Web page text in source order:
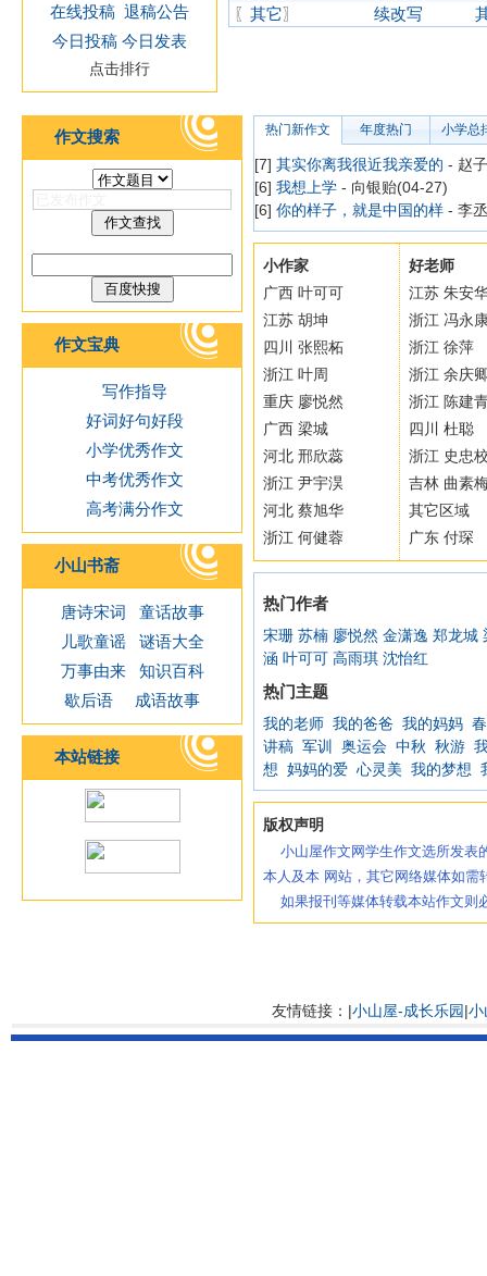
在线投稿 退稿公告
今日投稿 今日发表
点击排行
〖 其它〗 续改写
作文搜索
作文宝典
写作指导
好词好句好段
小学优秀作文
中考优秀作文
高考满分作文
小山书斋
唐诗宋词
童话故事
儿歌童谣
谜语大全
万事由来
知识百科
歇后语
成语故事
本站链接
热门新作文 年度热门 小学总
[7] 其实你离我很近我亲爱的 - 赵
[6] 我想上学 - 向银贻(04-27)
[6] 你的样子，就是中国的样 - 李
小作家
广西 叶可可
江苏 胡坤
四川 张熙柘
浙江 叶周
重庆 廖悦然
广西 梁城
河北 邢欣蕊
浙江 尹宇淏
河北 蔡旭华
浙江 何健蓉
好老师
江苏 朱安
浙江 冯永
浙江 徐萍
浙江 余庆
浙江 陈建
四川 杜聪
浙江 史忠
吉林 曲素
其它区域
广东 付琛
热门作者
宋珊 苏楠 廖悦然 金潇逸 郑龙城
涵 叶可可 高雨琪 沈怡红
热门主题
我的老师 我的爸爸 我的妈妈
讲稿 军训 奥运会 中秋 秋游
想 妈妈的爱 心灵美 我的梦想
版权声明
小山屋作文网学生作文选所发表
本人及本 网站，其它网络媒体如需
如果报刊等媒体转载本站作文则
友情链接：|小山屋-成长乐园|小